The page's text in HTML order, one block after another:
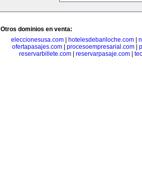
Otros dominios en venta:
eleccionesusa.com| hotelesdebariloche.com|
ofertapasajes.com| procesoempresarial.com|
reservarbillete.com
reservarpasaje.com